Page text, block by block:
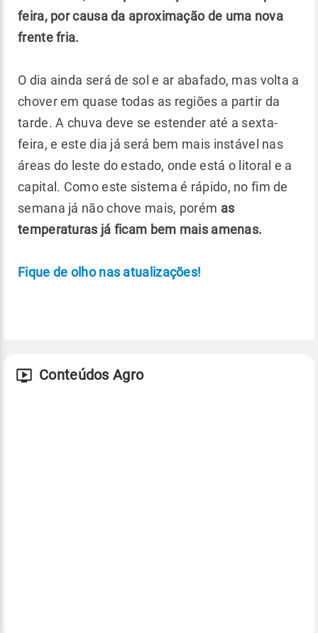
feira, por causa da aproximação de uma nova
frente fria.
O dia ainda será de sol e ar abafado, mas volta a
chover em quase todas as regiões a partir da
tarde. A chuva deve se estender até a sexta-
feira, e este dia já será bem mais instável nas
áreas do leste do estado, onde está o litoral e a
capital. Como este sistema é rápido, no fim de
semana já não chove mais, porém as
temperaturas já ficam bem mais amenas.
Fique de olho nas atualizações!
Conteúdos Agro